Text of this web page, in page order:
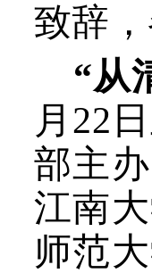
致辞
“从
月22
部主
江南
师范